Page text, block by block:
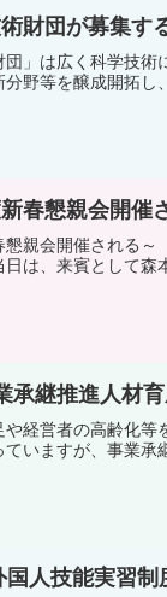
財団が募集す
団」は広く科学技
野等を醸成開拓し
春懇親会開催
懇親会開催される
は、来賓として森
承継推進人材
や経営者の高齢化等
いますが、事業承
人技能実習